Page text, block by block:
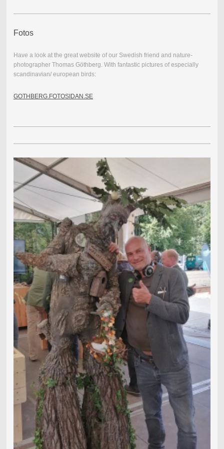
Fotos
Have a look at the great website of our Swedish friend and nature-
photographer Thomas Göthberg. With fantastic pictures of especially
scandinavian/ european birds:
GOTHBERG.FOTOSIDAN.SE